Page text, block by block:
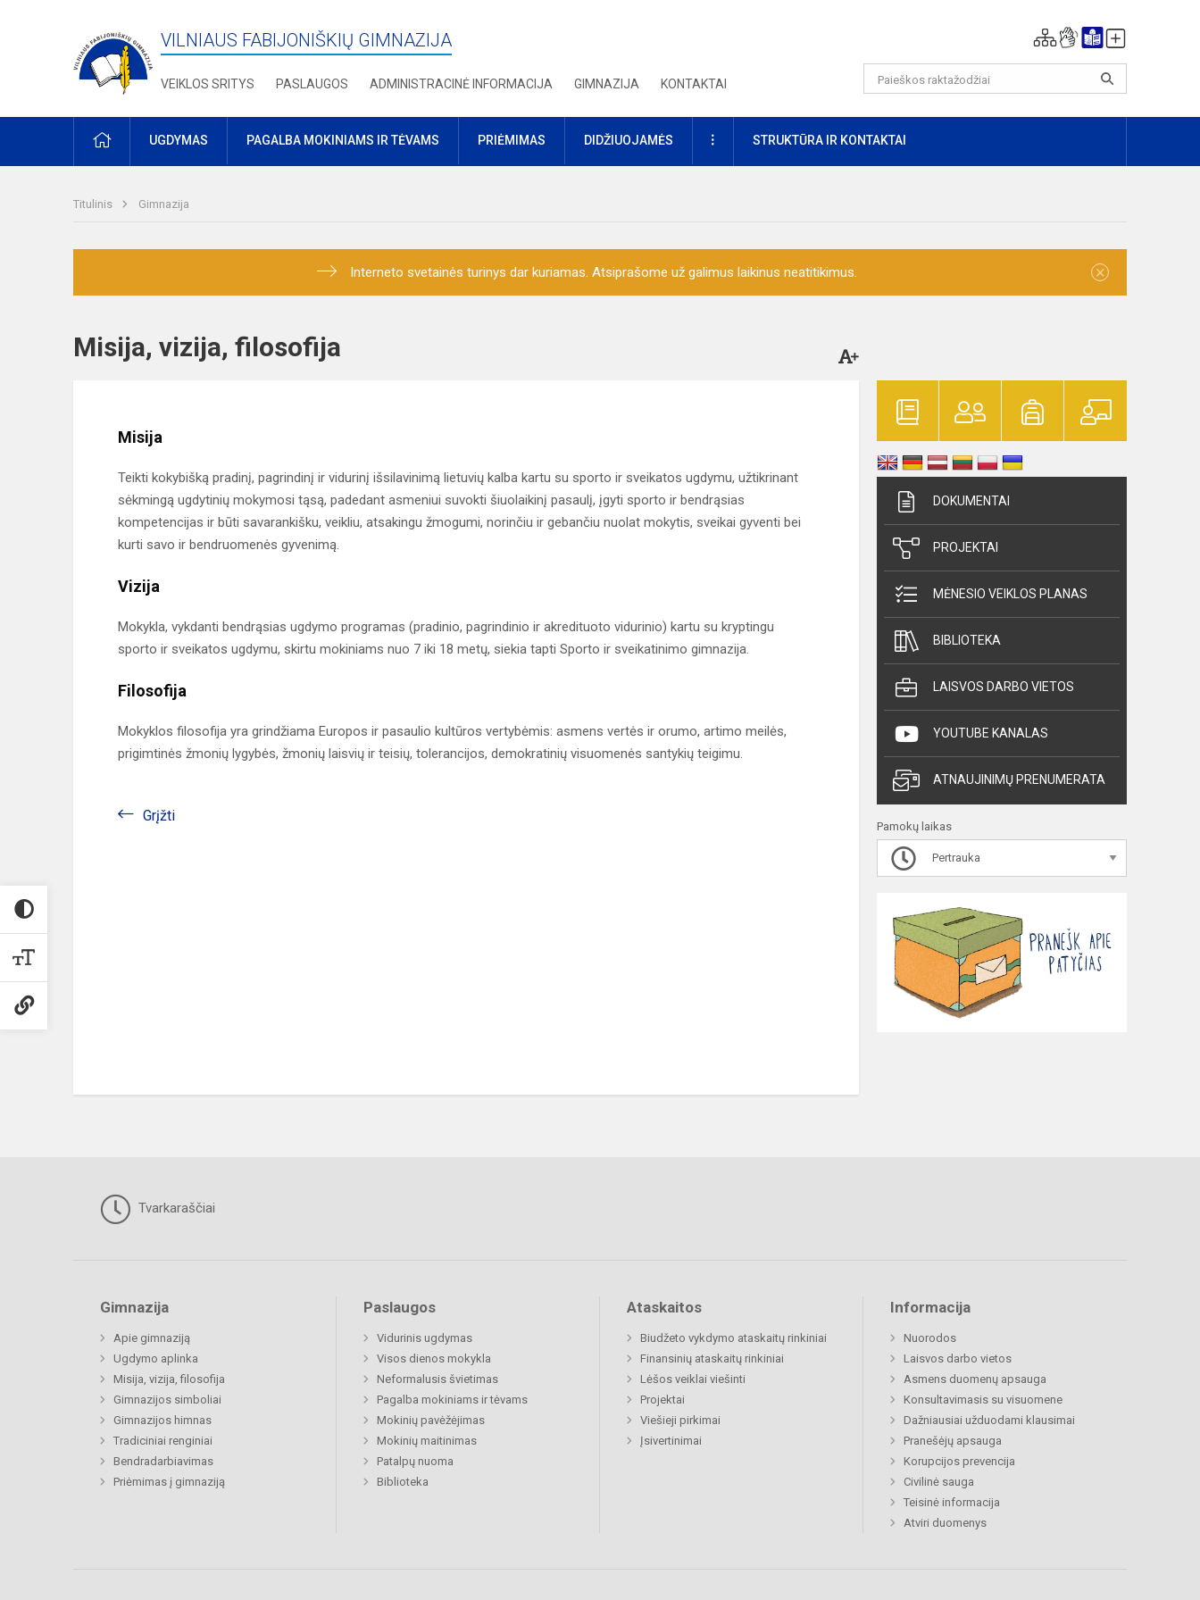
VILNIAUS FABIJONIŠKIŲ GIMNAZIJA
VEIKLOS SRITYS PASLAUGOS ADMINISTRACINĖ INFORMACIJA GIMNAZIJA KONTAKTAI
PRADŽIAUGDYMAS PAGALBA MOKINIAMS IR TĖVAMS PRIĖMIMAS DIDŽIUOJAMĖS DAUGIAUSTRUKTŪRA IR KONTAKTAI
Titulinis Gimnazija
Interneto svetainės turinys dar kuriamas. Atsiprašome už galimus laikinus neatitikimus. ×
Misija, vizija, filosofija
Misija
Teikti kokybišką pradinį, pagrindinį ir vidurinį išsilavinimą lietuvių kalba kartu su sporto ir sveikatos ugdymu, užtikrinant
sėkmingą ugdytinių mokymosi tąsą, padedant asmeniui suvokti šiuolaikinį pasaulį, įgyti sporto ir bendrąsias
kompetencijas ir būti savarankišku, veikliu, atsakingu žmogumi, norinčiu ir gebančiu nuolat mokytis, sveikai gyventi bei
kurti savo ir bendruomenės gyvenimą.
Vizija
Mokykla, vykdanti bendrąsias ugdymo programas (pradinio, pagrindinio ir akredituoto vidurinio) kartu su kryptingu
sporto ir sveikatos ugdymu, skirtu mokiniams nuo 7 iki 18 metų, siekia tapti Sporto ir sveikatinimo gimnazija.
Filosofija
Mokyklos filosofija yra grindžiama Europos ir pasaulio kultūros vertybėmis: asmens vertės ir orumo, artimo meilės,
prigimtinės žmonių lygybės, žmonių laisvių ir teisių, tolerancijos, demokratinių visuomenės santykių teigimu.
Grįžti
DOKUMENTAI
PROJEKTAI
MĖNESIO VEIKLOS PLANAS
BIBLIOTEKA
LAISVOS DARBO VIETOS
YOUTUBE KANALAS
ATNAUJINIMŲ PRENUMERATA
Pamokų laikas
Pertrauka
Tvarkaraščiai
Gimnazija
Apie gimnaziją
Ugdymo aplinka
Misija, vizija, filosofija
Gimnazijos simboliai
Gimnazijos himnas
Tradiciniai renginiai
Bendradarbiavimas
Priėmimas į gimnaziją
Paslaugos
Vidurinis ugdymas
Visos dienos mokykla
Neformalusis švietimas
Pagalba mokiniams ir tėvams
Mokinių pavėžėjimas
Mokinių maitinimas
Patalpų nuoma
Biblioteka
Ataskaitos
Biudžeto vykdymo ataskaitų rinkiniai
Finansinių ataskaitų rinkiniai
Lėšos veiklai viešinti
Projektai
Viešieji pirkimai
Įsivertinimai
Informacija
Nuorodos
Laisvos darbo vietos
Asmens duomenų apsauga
Konsultavimasis su visuomene
Dažniausiai užduodami klausimai
Pranešėjų apsauga
Korupcijos prevencija
Civilinė sauga
Teisinė informacija
Atviri duomenys